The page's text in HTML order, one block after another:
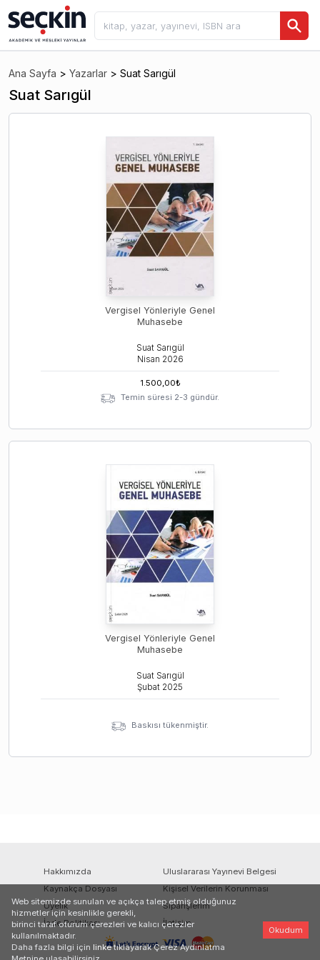
Ana Sayfa > Yazarlar > Suat Sarıgül
Suat Sarıgül
Vergisel Yönleriyle Genel
Muhasebe
Suat Sarıgül
Nisan 2026
1.500,00₺
Temin süresi 2-3 gündür.
Vergisel Yönleriyle Genel
Muhasebe
Suat Sarıgül
Şubat 2025
Baskısı tükenmiştir.
Hakkımızda
Uluslararası Yayınevi Belgesi
Kaynakça Dosyası
Kişisel Verilerin Korunması
Üyelik
Siparişlerim
İade Politikası
İletişim
Web sitemizde sunulan ve açıkça talep etmiş olduğunuz
hizmetler için kesinlikle gerekli,
birinci taraf oturum çerezleri ve kalıcı çerezler
kullanılmaktadır.
Daha fazla bilgi için linke tıklayarak Çerez Aydınlatma
Okudum